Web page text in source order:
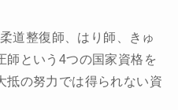
道整復師、はり師、きゅ
師という4つの国家資格を
抵の努力では得られない資